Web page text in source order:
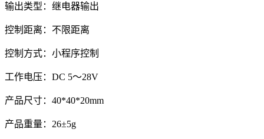
输出类型：继电器输出
控制距离：不限距离
控制方式：小程序控制
工作电压：DC 5～28V
产品尺寸：40*40*20mm
产品重量：26±5g